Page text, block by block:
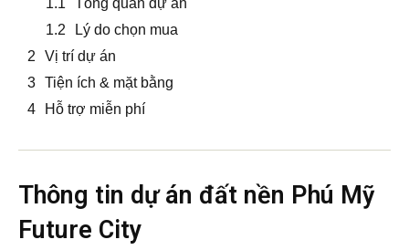
Lý do chọn mua
Vị trí dự án
Tiện ích & mặt bằng
Hỗ trợ miễn phí
Thông tin dự án đất nền Phú Mỹ
Future City